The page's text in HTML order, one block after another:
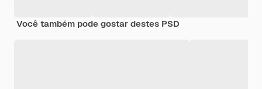
Você também pode gostar destes PSD